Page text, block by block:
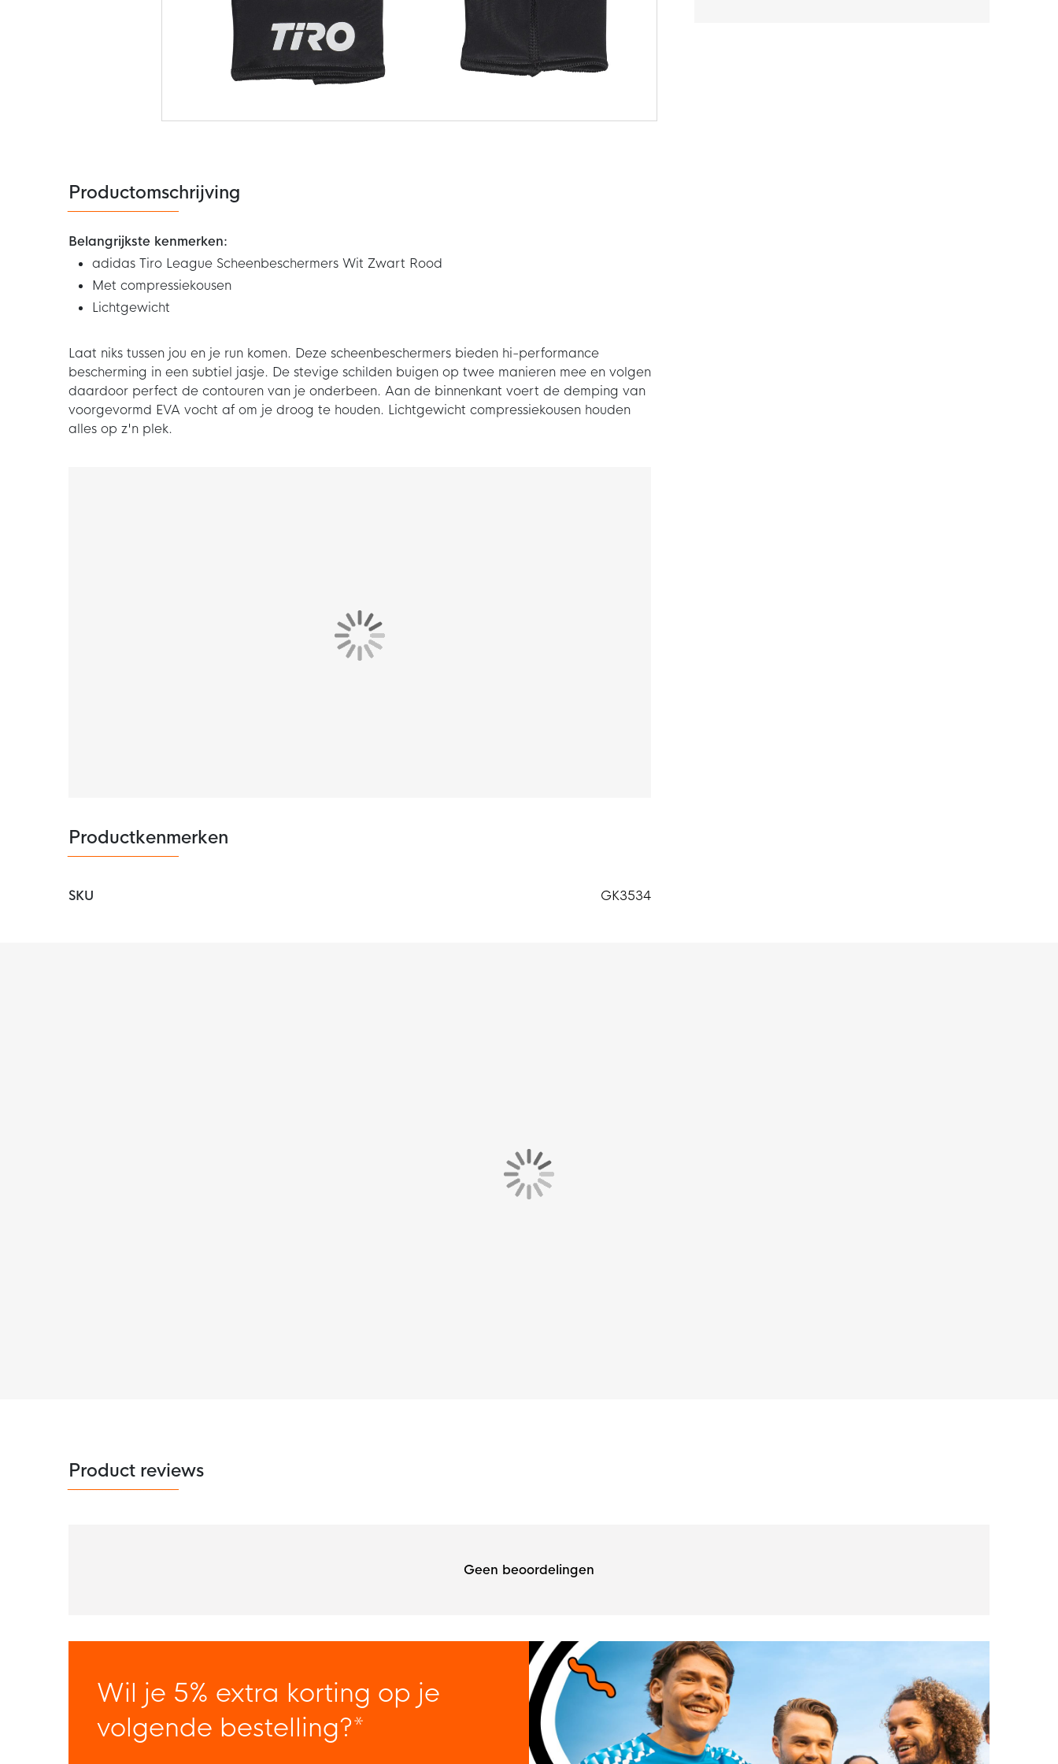
de
afbeeldingen-
gallerij
Productomschrijving
Belangrijkste kenmerken:
adidas Tiro League Scheenbeschermers Wit Zwart Rood
Met compressiekousen
Lichtgewicht
Laat niks tussen jou en je run komen. Deze scheenbeschermers bieden hi-performance
bescherming in een subtiel jasje. De stevige schilden buigen op twee manieren mee en volgen
daardoor perfect de contouren van je onderbeen. Aan de binnenkant voert de demping van
voorgevormd EVA vocht af om je droog te houden. Lichtgewicht compressiekousen houden
alles op z'n plek.
Productkenmerken
SKU GK3534
Product reviews
Geen beoordelingen
Wil je 5% extra korting op je
volgende bestelling?*